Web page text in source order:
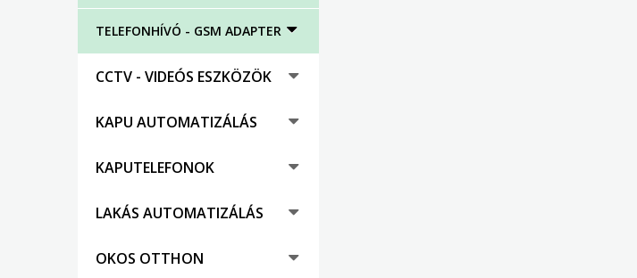
TELEFONHÍVÓ - GSM ADAPTER
CCTV - VIDEÓS ESZKÖZÖK
KAPU AUTOMATIZÁLÁS
KAPUTELEFONOK
LAKÁS AUTOMATIZÁLÁS
OKOS OTTHON